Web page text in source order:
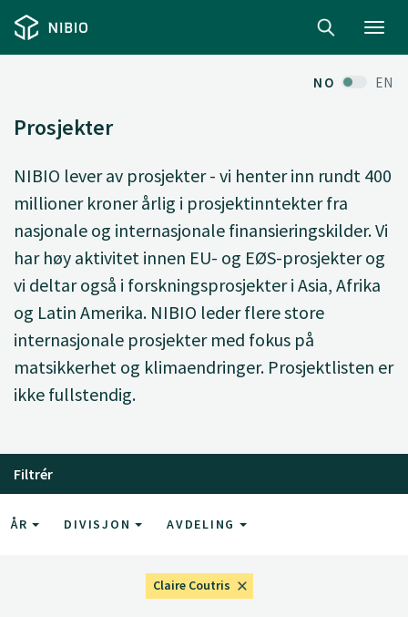
NO EN
Prosjekter
NIBIO lever av prosjekter - vi henter inn rundt 400
millioner kroner årlig i prosjektinntekter fra
nasjonale og internasjonale finansieringskilder. Vi
har høy aktivitet innen EU- og EØS-prosjekter og
vi deltar også i forskningsprosjekter i Asia, Afrika
og Latin Amerika. NIBIO leder flere store
internasjonale prosjekter med fokus på
matsikkerhet og klimaendringer. Prosjektlisten er
ikke fullstendig.
Filtrér
ÅR DIVISJON AVDELING
Claire Coutris